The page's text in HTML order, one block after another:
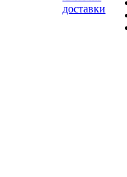
доставки